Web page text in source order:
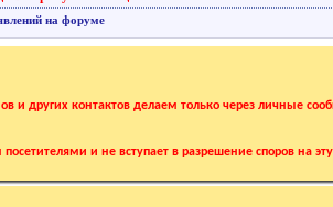
на форуме
и других контактов делаем только через личные
и не вступает в разрешение споров на